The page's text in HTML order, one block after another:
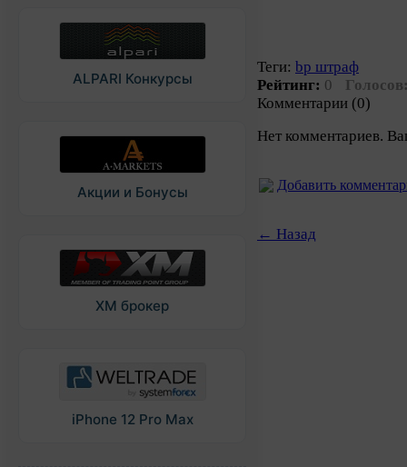
ALPARI Конкурсы
Акции и Бонусы
XM брокер
iPhone 12 Pro Max
Теги: bp штраф
Рейтинг: 0
Комментарии (0)
Нет комментариев.
Добавить
← Назад